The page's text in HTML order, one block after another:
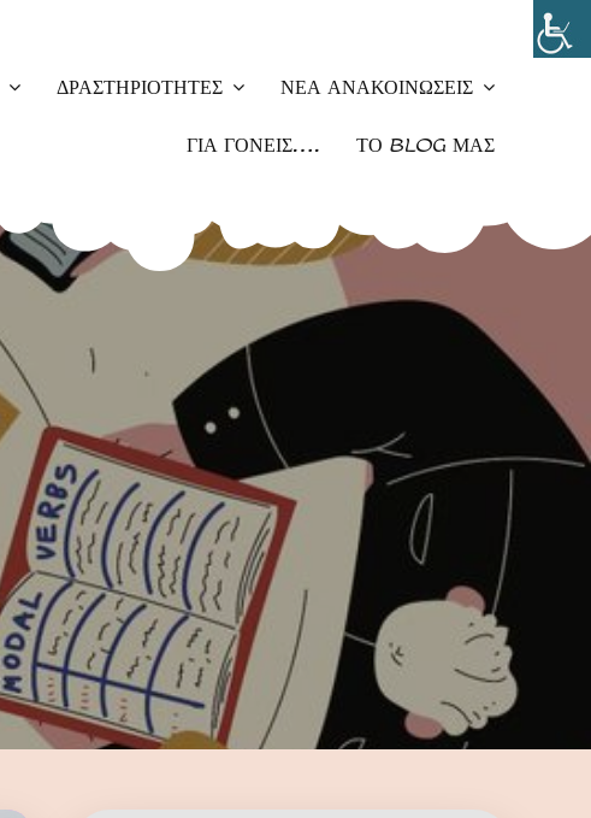
ΔΡΑΣΤΗΡΙΌΤΗΤΕΣ ΝΈΑ ΑΝΑΚΟΙΝΏΣΕΙΣ
ΓΙΑ ΓΟΝΕΊΣ…. ΤΟ BLOG ΜΑΣ